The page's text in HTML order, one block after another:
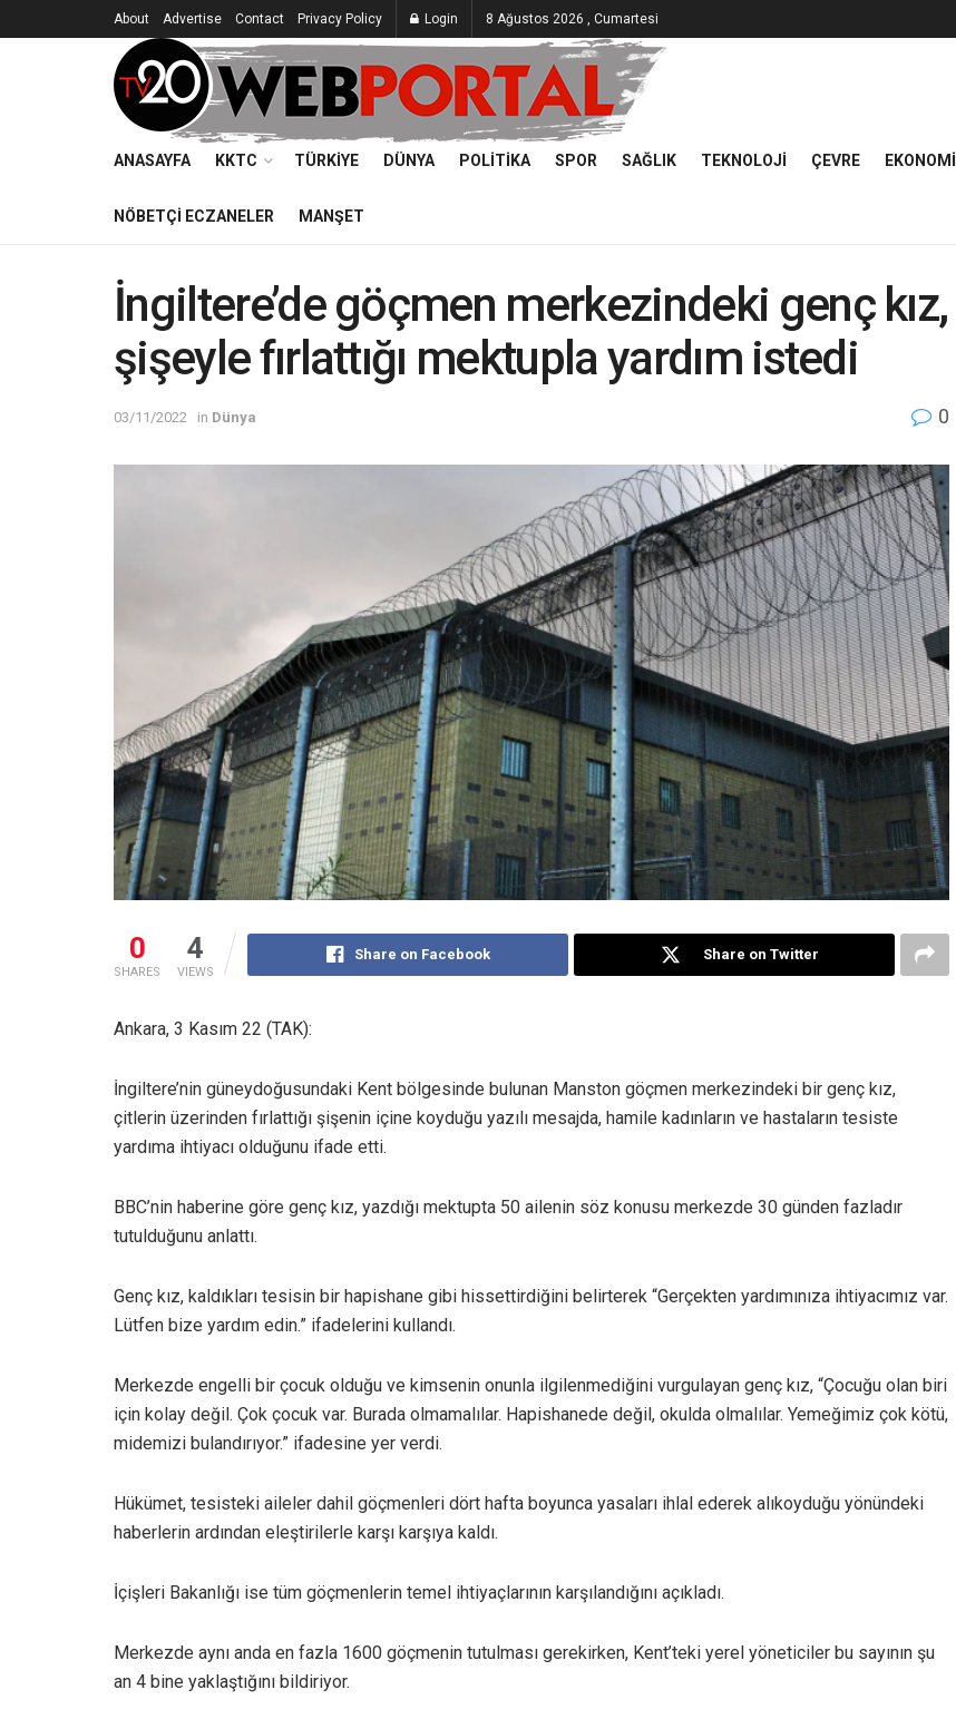
About Advertise Contact Privacy Policy Login 8 Ağustos 2026 , Cumartesi
ANASAYFA KKTC TÜRKIYE DÜNYA POLITIKA SPOR SAĞLIK TEKNOLOJI ÇEVRE EKONOMI
NÖBETÇI ECZANELER MANŞET
İngiltere’de göçmen merkezindeki genç kız,
şişeyle fırlattığı mektupla yardım istedi
03/11/2022 in Dünya 0
0
SHARES
4
VIEWS
Share on Facebook Share on Twitter
Ankara, 3 Kasım 22 (TAK):
İngiltere’nin güneydoğusundaki Kent bölgesinde bulunan Manston göçmen merkezindeki bir genç kız,
çitlerin üzerinden fırlattığı şişenin içine koyduğu yazılı mesajda, hamile kadınların ve hastaların tesiste
yardıma ihtiyacı olduğunu ifade etti.
BBC’nin haberine göre genç kız, yazdığı mektupta 50 ailenin söz konusu merkezde 30 günden fazladır
tutulduğunu anlattı.
Genç kız, kaldıkları tesisin bir hapishane gibi hissettirdiğini belirterek “Gerçekten yardımınıza ihtiyacımız var.
Lütfen bize yardım edin.” ifadelerini kullandı.
Merkezde engelli bir çocuk olduğu ve kimsenin onunla ilgilenmediğini vurgulayan genç kız, “Çocuğu olan biri
için kolay değil. Çok çocuk var. Burada olmamalılar. Hapishanede değil, okulda olmalılar. Yemeğimiz çok kötü,
midemizi bulandırıyor.” ifadesine yer verdi.
Hükümet, tesisteki aileler dahil göçmenleri dört hafta boyunca yasaları ihlal ederek alıkoyduğu yönündeki
haberlerin ardından eleştirilerle karşı karşıya kaldı.
İçişleri Bakanlığı ise tüm göçmenlerin temel ihtiyaçlarının karşılandığını açıkladı.
Merkezde aynı anda en fazla 1600 göçmenin tutulması gerekirken, Kent’teki yerel yöneticiler bu sayının şu
an 4 bine yaklaştığını bildiriyor.